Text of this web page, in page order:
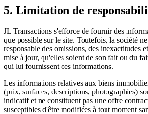
5. Limitation de
JL Transactions s'efforce de fournir des
que possible sur le site. Toutefois, la société
responsable des omissions, des inexactitudes
mise à jour, qu'elles soient de son fait ou du
qui lui fournissent ces informations.
Les informations relatives aux biens
(prix, surfaces, descriptions, photographies)
indicatif et ne constituent pas une offre
susceptibles d'être modifiées à tout moment